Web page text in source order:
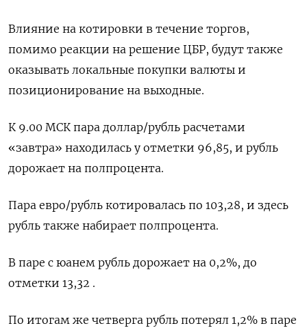
Влияние на котировки в течение торгов,
помимо реакции на решение ЦБР, будут также
оказывать локальные покупки валюты и
позиционирование на выходные.
К 9.00 МСК пара доллар/рубль расчетами
«завтра» находилась у отметки 96,85, и рубль
дорожает на полпроцента.
Пара евро/рубль котировалась по 103,28, и здесь
рубль также набирает полпроцента.
В паре с юанем рубль дорожает на 0,2%, до
отметки 13,32 .
По итогам же четверга рубль потерял 1,2% в паре